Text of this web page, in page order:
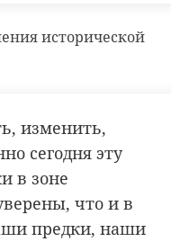
исторической
изменить,
сегодня эту
в зоне
что и в
предки, наши